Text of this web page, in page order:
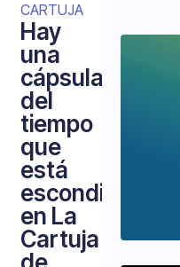
CARTUJA
Hay
una
cápsula
del
tiempo
que
está
escondida
en La
Cartuja